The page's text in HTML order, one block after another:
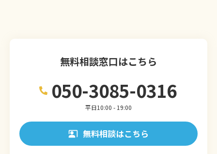
無料相談窓口はこちら
050-3085-0316
平日10:00 - 19:00
無料相談はこちら